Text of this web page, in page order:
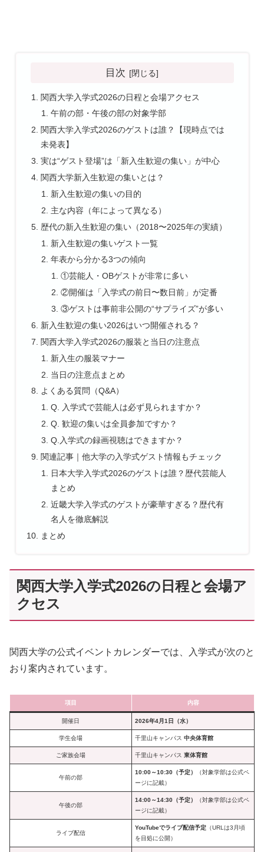
目次
関西大学入学式2026の日程と会場アクセス
午前の部・午後の部の対象学部
関西大学入学式2026のゲストは誰？【現時点では
未発表】
実は“ゲスト登場”は「新入生歓迎の集い」が中心
関西大学新入生歓迎の集いとは？
新入生歓迎の集いの目的
主な内容（年によって異なる）
歴代の新入生歓迎の集い（2018〜2025年の実績）
新入生歓迎の集いゲスト一覧
年表から分かる3つの傾向
①芸能人・OBゲストが非常に多い
②開催は「入学式の前日〜数日前」が定番
③ゲストは事前非公開の“サプライズ”が多い
新入生歓迎の集い2026はいつ開催される？
関西大学入学式2026の服装と当日の注意点
新入生の服装マナー
当日の注意点まとめ
よくある質問（Q&A）
Q. 入学式で芸能人は必ず見られますか？
Q. 歓迎の集いは全員参加ですか？
Q.入学式の録画視聴はできますか？
関連記事｜他大学の入学式ゲスト情報もチェック
日本大学入学式2026のゲストは誰？歴代芸能人
まとめ
近畿大学入学式のゲストが豪華すぎる？歴代有
名人を徹底解説
まとめ
関西大学入学式2026の日程と会場ア
クセス
関西大学の公式イベントカレンダーでは、入学式が次のと
おり案内されています。
項目 内容
開催日 2026年4月1日（水）
学生会場 千里山キャンパス中央体育館
ご家族会場 千里山キャンパス東体育館
午前の部
10:00～10:30（予定）
（対象学部は公式ペ
ージに記載）
午後の部
14:00～14:30（予定）
（対象学部は公式ペ
ージに記載）
ライブ配信
YouTubeでライブ配信予定 （URLは3月頃
を目処に公開）